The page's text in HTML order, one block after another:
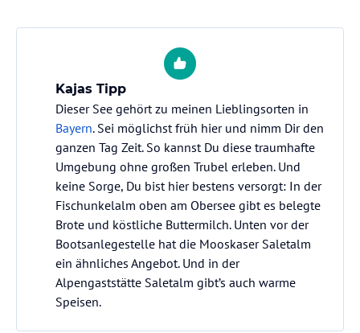
Kajas Tipp
Dieser See gehört zu meinen Lieblingsorten in
Bayern. Sei möglichst früh hier und nimm Dir den
ganzen Tag Zeit. So kannst Du diese traumhafte
Umgebung ohne großen Trubel erleben. Und
keine Sorge, Du bist hier bestens versorgt: In der
Fischunkelalm oben am Obersee gibt es belegte
Brote und köstliche Buttermilch. Unten vor der
Bootsanlegestelle hat die Mooskaser Saletalm
ein ähnliches Angebot. Und in der
Alpengaststätte Saletalm gibt’s auch warme
Speisen.